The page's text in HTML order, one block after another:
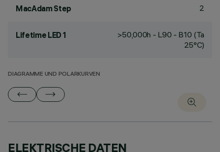
MacAdam Step 2
Lifetime LED 1
>50,000h - L90 - B10 (Ta
25°C)
DIAGRAMME UND POLARKURVEN
ELEKTRISCHE DATEN